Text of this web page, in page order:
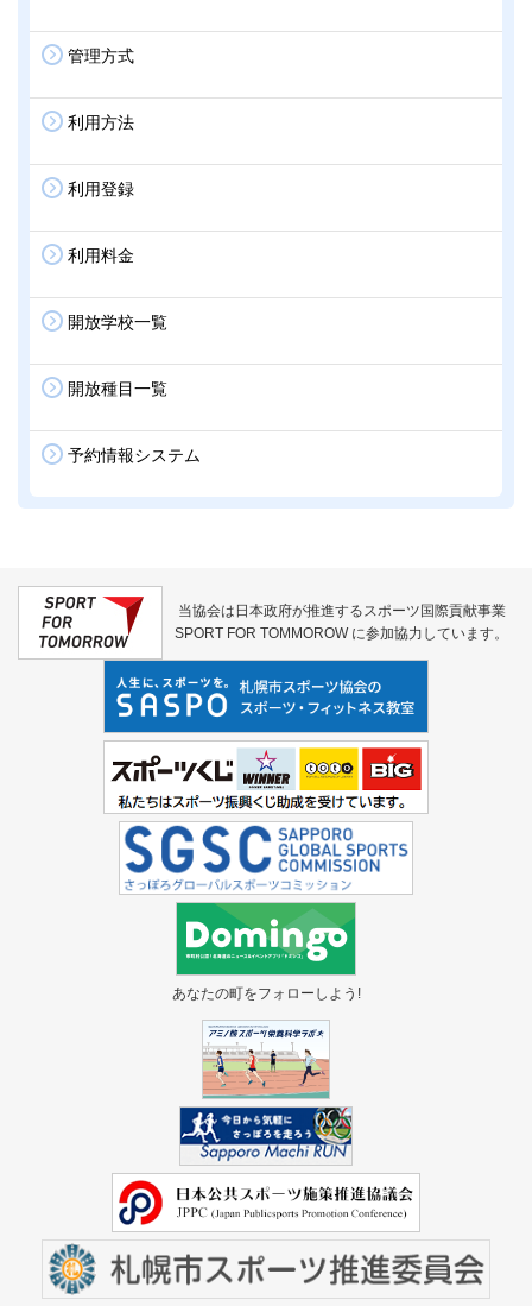
管理方式
利用方法
利用登録
利用料金
開放学校一覧
開放種目一覧
予約情報システム
当協会は日本政府が推進するスポーツ国際貢献事業
SPORT FOR TOMMOROW に参加協力しています。
あなたの町をフォローしよう!